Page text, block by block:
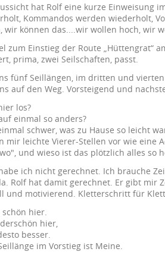
hat Rolf eine kurze Einweisung
Kommandos werden wiederholt,
wir können das....wir wollen hoch, wir
zum Einstieg der Route „Hüttengrat“
prima, zwei Seilschaften, passt.
fünf Seillängen, im dritten und
auf den Weg. Vorsteigend und
los?
einmal so anders?
schwer, was zu Hause so leicht
mir leichte Vierer-Stellen vor wie eine
und wieso ist das plötzlich alles so
ich nicht gerechnet. Ich brauche
Rolf hat damit gerechnet. Er gibt mir
und motivierend. Kletterschritt für
schön hier.
hier,
besser.
im Vorstieg ist Meine.